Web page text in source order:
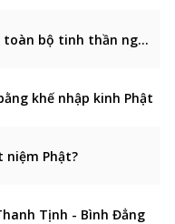
Thầy Lý dạy tôi tập trung toàn bộ tinh thần nghe giảng
khế nhập kinh Phật
Phật?
Tịnh - Bình Đẳng